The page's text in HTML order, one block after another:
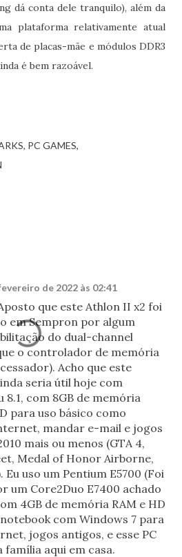
dá conta dele tranquilo), além da
plataforma relativamente atual
de placas-mãe e módulos DDR3
é bem razoável.
PC GAMES
de 2022 às 02:41
que este Athlon II x2 foi
em Sempron por algum
do dual-channel
o controlador de memória
Acho que este
seria útil hoje com
8.1, com 8GB de memória
para uso básico como
mandar e-mail e jogos
mais ou menos (GTA 4,
Medal of Honor Airborne,
Eu uso um Pentium E5700 (Foi
um Core2Duo E7400 achado
4GB de memória RAM e HD
com Windows 7 para
jogos antigos, e esse PC
família aqui em casa.